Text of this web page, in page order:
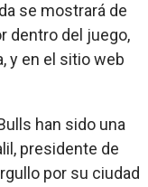
se mostrará de
dentro del juego,
y en el sitio web
han sido una
presidente de
por su ciudad